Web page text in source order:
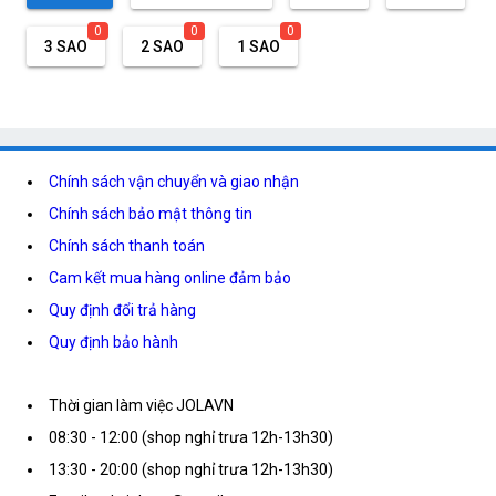
3 SAO
0
2 SAO
0
1 SAO
0
Chính sách vận chuyển và giao nhận
Chính sách bảo mật thông tin
Chính sách thanh toán
Cam kết mua hàng online đảm bảo
Quy định đổi trả hàng
Quy định bảo hành
Thời gian làm việc JOLAVN
08:30 - 12:00 (shop nghỉ trưa 12h-13h30)
13:30 - 20:00 (shop nghỉ trưa 12h-13h30)